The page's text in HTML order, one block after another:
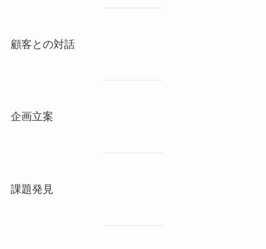
顧客との対話
企画立案
課題発見